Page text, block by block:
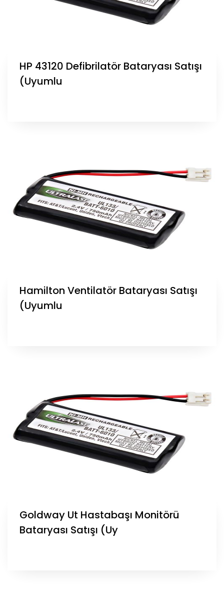
HP 43120 Defibrilatör Bataryası Satışı
(Uyumlu
Hamilton Ventilatör Bataryası Satışı
(Uyumlu
Goldway Ut Hastabaşı Monitörü
Bataryası Satışı (Uy